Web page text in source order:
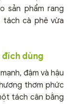
sản phẩm rang
tách cà phê vừa
đích dùng
đậm và hậu
thơm phức
tách cân bằng